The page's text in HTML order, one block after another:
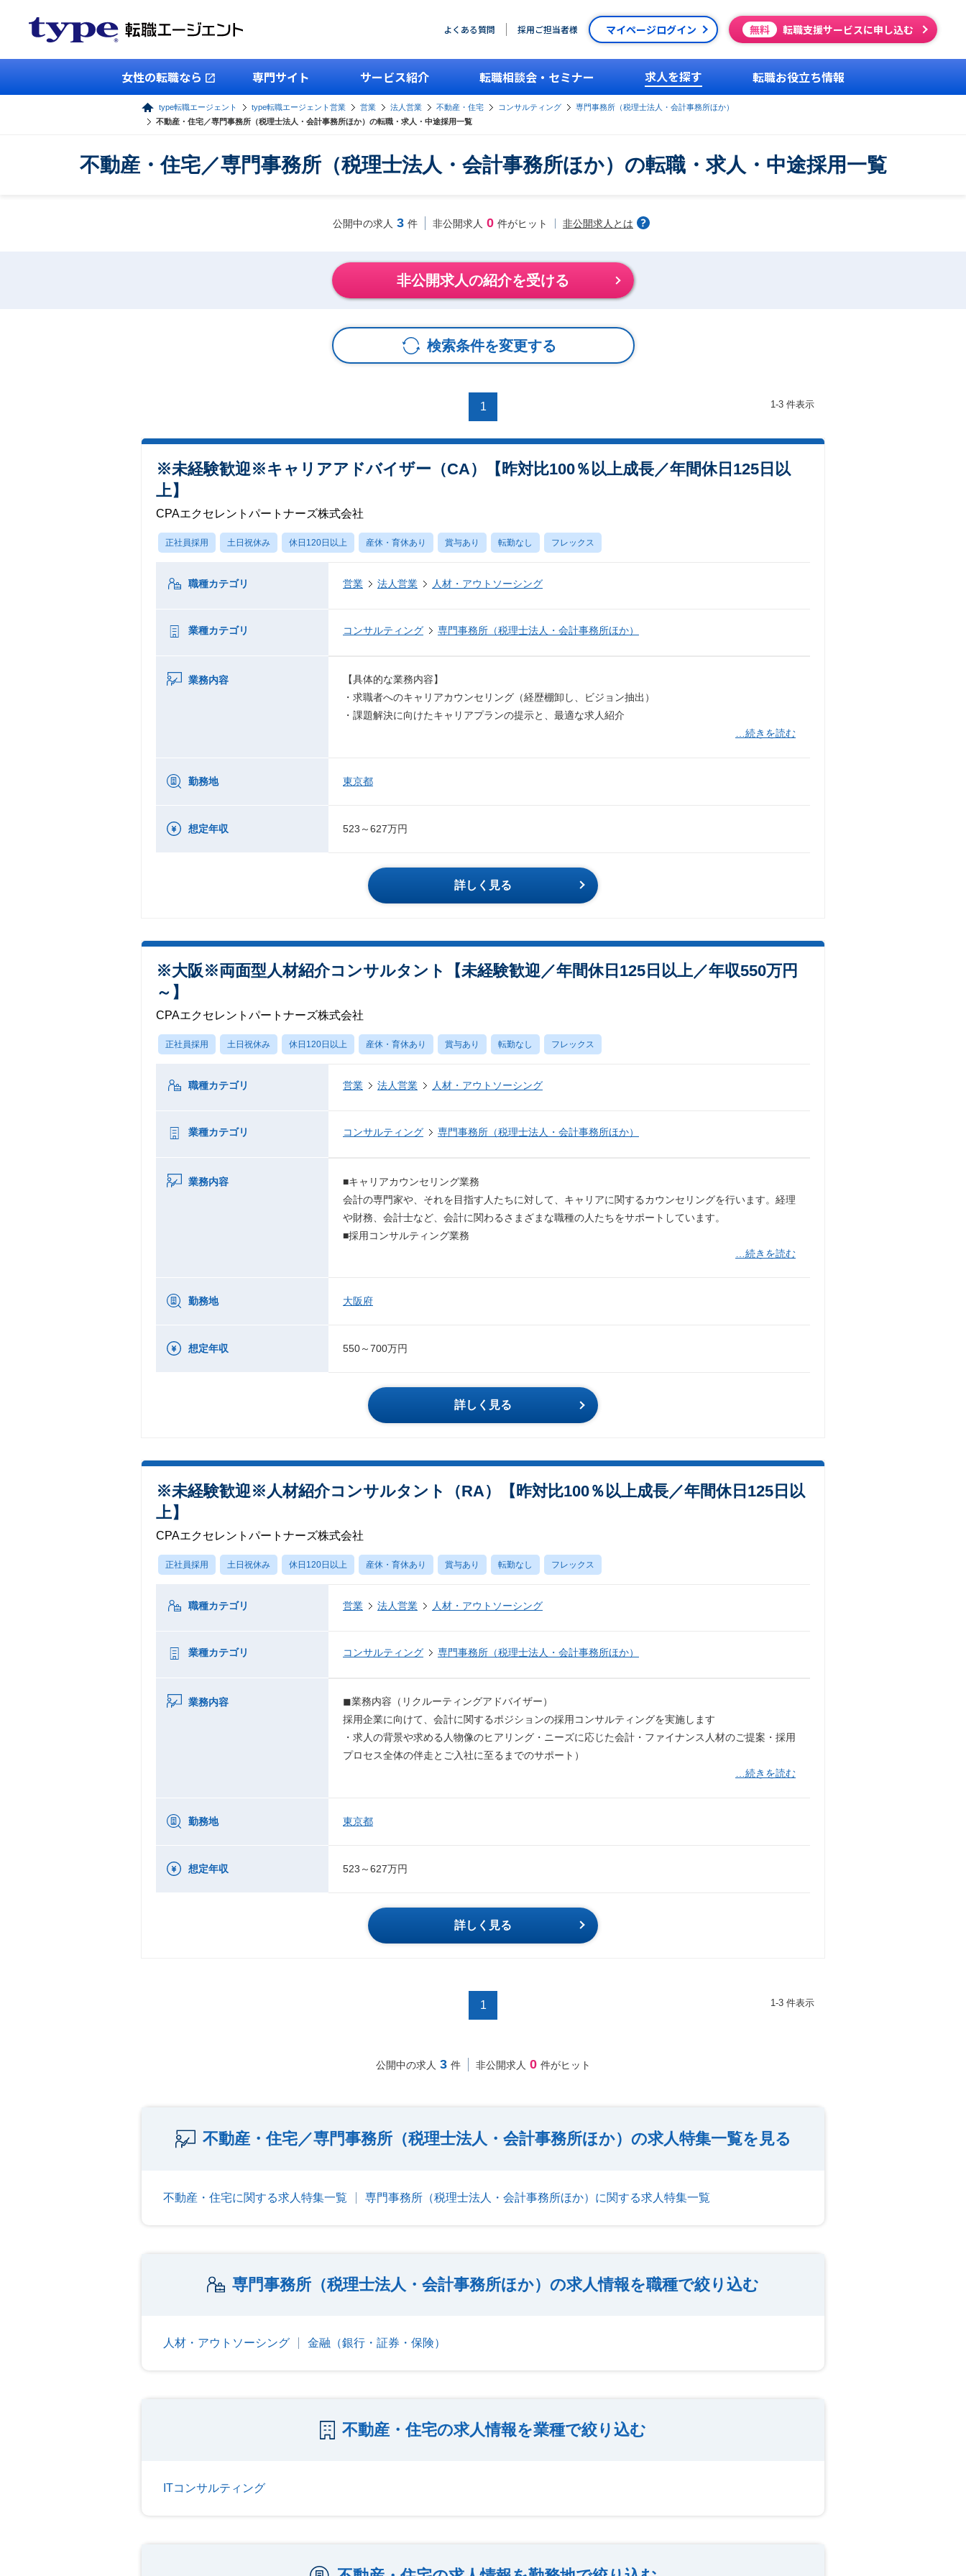
よくある質問 採用ご担当者様 マイページログイン 無料 転職支援サービスに申し込む
女性の転職なら 専門サイト サービス紹介 転職相談会・セミナー 求人を探す 転職お役立ち情報
type転職エージェント type転職エージェント営業 営業 法人営業 不動産・住宅 コンサルティング
専門事務所（税理士法人・会計事務所ほか）
不動産・住宅／専門事務所（税理士法人・会計事務所ほか）の転職・求人・中途採用一覧
不動産・住宅／専門事務所（税理士法人・会計事務所ほか）の転職・求人・中途採用一覧
公開中の求人 3 件 非公開求人 0 件がヒット 非公開求人とは
非公開求人の紹介を受ける
検索条件を変更する
1 1-3 件表示
※未経験歓迎※キャリアアドバイザー（CA）【昨対比100％以上成長／年間休日125日以
上】
CPAエクセレントパートナーズ株式会社
正社員採用 土日祝休み 休日120日以上 産休・育休あり 賞与あり 転勤なし フレックス
職種カテゴリ 営業 法人営業 人材・アウトソーシング
業種カテゴリ コンサルティング 専門事務所（税理士法人・会計事務所ほか）
業務内容
【具体的な業務内容】
・求職者へのキャリアカウンセリング（経歴棚卸し、ビジョン抽出）
・課題解決に向けたキャリアプランの提示と、最適な求人紹介
…続きを読む
勤務地 東京都
想定年収 523～627万円
詳しく見る
※大阪※両面型人材紹介コンサルタント【未経験歓迎／年間休日125日以上／年収550万円
～】
CPAエクセレントパートナーズ株式会社
正社員採用 土日祝休み 休日120日以上 産休・育休あり 賞与あり 転勤なし フレックス
職種カテゴリ 営業 法人営業 人材・アウトソーシング
業種カテゴリ コンサルティング 専門事務所（税理士法人・会計事務所ほか）
業務内容
■キャリアカウンセリング業務
会計の専門家や、それを目指す人たちに対して、キャリアに関するカウンセリングを行います。経理
や財務、会計士など、会計に関わるさまざまな職種の人たちをサポートしています。
■採用コンサルティング業務
…続きを読む
勤務地 大阪府
想定年収 550～700万円
詳しく見る
※未経験歓迎※人材紹介コンサルタント（RA）【昨対比100％以上成長／年間休日125日以
上】
CPAエクセレントパートナーズ株式会社
正社員採用 土日祝休み 休日120日以上 産休・育休あり 賞与あり 転勤なし フレックス
職種カテゴリ 営業 法人営業 人材・アウトソーシング
業種カテゴリ コンサルティング 専門事務所（税理士法人・会計事務所ほか）
業務内容
◼︎業務内容（リクルーティングアドバイザー）
採用企業に向けて、会計に関するポジションの採用コンサルティングを実施します
・求人の背景や求める人物像のヒアリング・ニーズに応じた会計・ファイナンス人材のご提案・採用
プロセス全体の伴走とご入社に至るまでのサポート）
…続きを読む
勤務地 東京都
想定年収 523～627万円
詳しく見る
1 1-3 件表示
公開中の求人 3 件 非公開求人 0 件がヒット
不動産・住宅／専門事務所（税理士法人・会計事務所ほか）の求人特集一覧を見る
不動産・住宅に関する求人特集一覧 専門事務所（税理士法人・会計事務所ほか）に関する求人特集一覧
専門事務所（税理士法人・会計事務所ほか）の求人情報を職種で絞り込む
人材・アウトソーシング 金融（銀行・証券・保険）
不動産・住宅の求人情報を業種で絞り込む
ITコンサルティング